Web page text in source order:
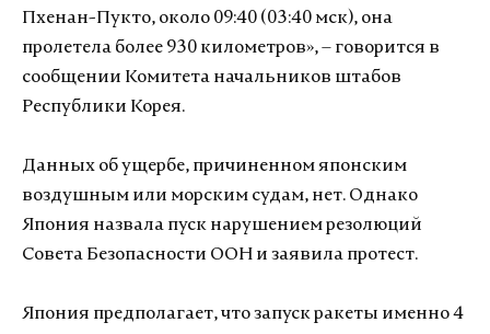
Пхенан-Пукто, около 09:40 (03:40 мск), она
пролетела более 930 километров», – говорится в
сообщении Комитета начальников штабов
Республики Корея.
Данных об ущербе, причиненном японским
воздушным или морским судам, нет. Однако
Япония назвала пуск нарушением резолюций
Совета Безопасности ООН и заявила протест.
Япония предполагает, что запуск ракеты именно 4